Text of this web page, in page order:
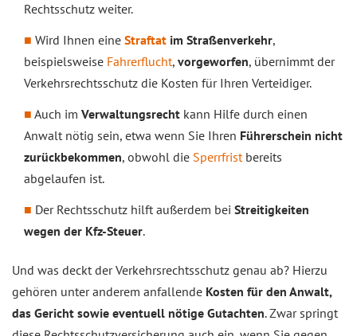
Rechtsschutz weiter.
Wird Ihnen eine Straftat im Straßenverkehr,
beispielsweise Fahrerflucht, vorgeworfen, übernimmt der
Verkehrsrechtsschutz die Kosten für Ihren Verteidiger.
Auch im Verwaltungsrecht kann Hilfe durch einen
Anwalt nötig sein, etwa wenn Sie Ihren Führerschein nicht
zurückbekommen, obwohl die Sperrfristbereits
abgelaufen ist.
Der Rechtsschutz hilft außerdem bei Streitigkeiten
wegen der Kfz-Steuer.
Und was deckt der Verkehrsrechtsschutz genau ab? Hierzu
gehören unter anderem anfallende Kosten für den Anwalt,
das Gericht sowie eventuell nötige Gutachten. Zwar springt